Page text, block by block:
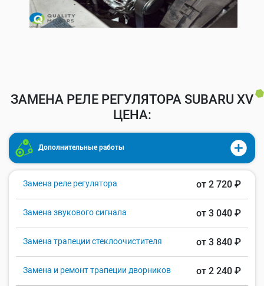
ЗАМЕНА РЕЛЕ РЕГУЛЯТОРА SUBARU XV
ЦЕНА:
Дополнительные работы
Замена реле регулятора от 2 720 ₽
Замена звукового сигнала от 3 040 ₽
Замена трапеции стеклоочистителя от 3 840 ₽
Замена и ремонт трапеции дворников от 2 240 ₽